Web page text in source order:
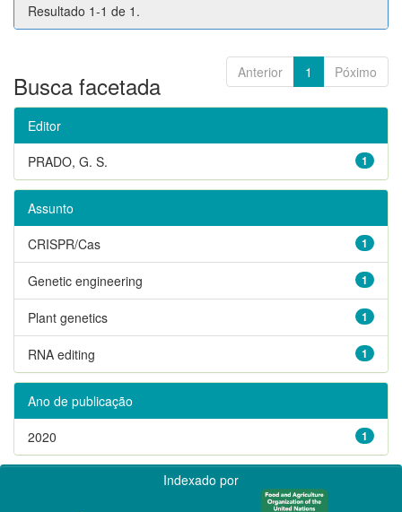
Resultado 1-1 de 1.
Anterior 1 Póximo
Busca facetada
Editor
1
PRADO, G. S.
Assunto
1
CRISPR/Cas
1
Genetic engineering
1
Plant genetics
1
RNA editing
Ano de publicação
1
2020
Indexado por